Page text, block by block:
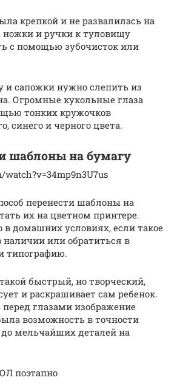
крепкой и не развалилась на
ножки и ручки к туловищу
с помощью зубочисток или
и сапожки нужно слепить из
Огромные кукольные глаза
тонких кружочков
синего и черного цвета.
шаблоны на бумагу
watch?v=34mp9n3U7us
перенести шаблоны на
их на цветном принтере.
в домашних условиях, если такое
наличии или обратиться в
быстрый, но творческий,
и раскрашивает сам ребенок.
глазами изображение
возможность в точности
до мельчайших деталей на
поэтапно